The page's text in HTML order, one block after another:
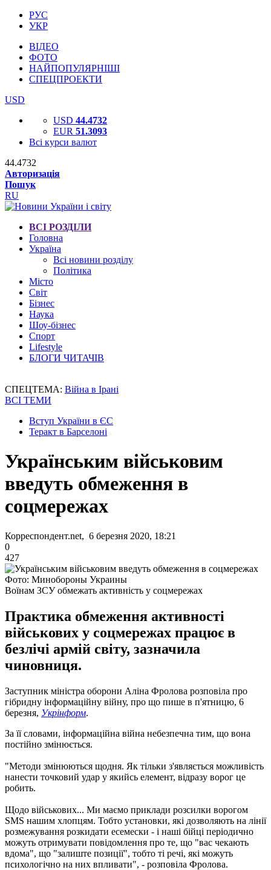
РУС
УКР
ВІДЕО
ФОТО
НАЙПОПУЛЯРНІШІ
СПЕЦПРОЕКТИ
USD
USD 44.4732
EUR 51.3093
Всі курси валют
44.4732
Авторизація
Пошук
RU
ВСІ РОЗДІЛИ
Головна
Україна
Всі новини розділу
Політика
Місто
Світ
Бізнес
Наука
Шоу-бізнес
Спорт
Lifestyle
БЛОГИ ЧИТАЧІВ
СПЕЦТЕМА: Війна в Ірані
ВСІ ТЕМИ
Вступ України в ЄС
Теракт в Барселоні
Українським військовим
введуть обмеження в
соцмережах
Корреспондент.net, 6 березня 2020, 18:21
0
427
Фото: Минобороны Украины
Воїнам ЗСУ обмежать активність у соцмережах
Практика обмеження активності
військових у соцмережах працює в
безлічі армій світу, зазначила
чиновниця.
Заступник міністра оборони Аліна Фролова розповіла про
гібридну інформаційну війну, про що пише в п'ятницю, 6
березня, Укрінформ.
За її словами, інформаційна війна небезпечна тим, що вона
постійно змінюється.
"Методи змінюються щодня. Як тільки з'являється можливість
нанести точковий удар у якийсь елемент, відразу ворог це
робить.
Щодо військових... Ми маємо приклади розсилки ворогом
SMS нашим хлопцям. Тобто установки, які дозволяють на лінії
розмежування розкидати есемески - і наші бійці періодично
можуть отримувати повідомлення про те, що "вас чекають
вдома", що "залиште позиції", тобто ті речі, які можуть
психологічно на них впливати", - розповіла Фролова.